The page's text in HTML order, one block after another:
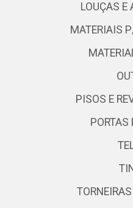
LOUÇAS E
MATERIAIS
PISOS E
PORTAS